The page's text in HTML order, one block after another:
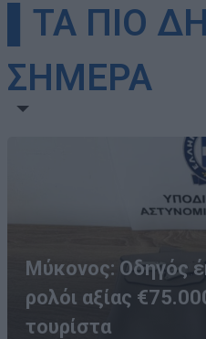
▌ΤΑ ΠΙΟ
ΣΗΜΕΡΑ
Μύκονος: Οδηγός
ρολόι αξίας
τουρίστα